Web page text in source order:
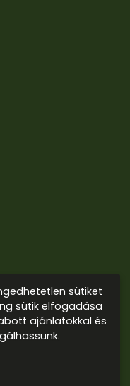
sütiket
sütik elfogadása
ajánlatokkal és